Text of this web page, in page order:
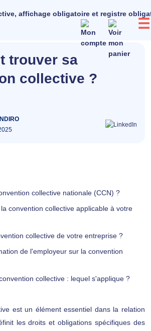
☰
trouver sa
collective ?
collective nationale (CCN) ?
convention collective applicable à votre
collective de votre entreprise ?
de l'employeur sur la convention
collective : lequel s'applique ?
est un élément essentiel dans la relation
les droits et obligations spécifiques des